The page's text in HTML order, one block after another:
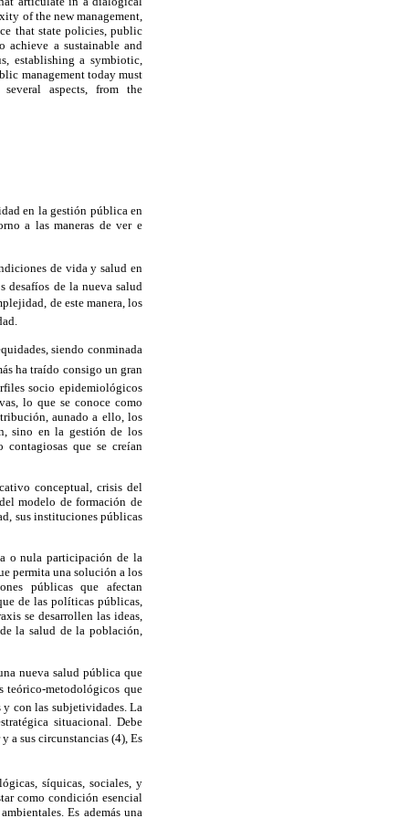
of the new management,
that state policies, public
a sustainable and
establishing a symbiotic,
management today must
aspects, from the
en la gestión pública en
a las maneras de ver e
de vida y salud en
desafíos de la nueva salud
de este manera, los
siendo conminada
ha traído consigo un gran
socio epidemiológicos
lo que se conoce como
aunado a ello, los
sino en la gestión de los
que se creían
conceptual, crisis del
modelo de formación de
sus instituciones públicas
o nula participación de la
permita una solución a los
públicas que afectan
de las políticas públicas,
se desarrollen las ideas,
la salud de la población,
nueva salud pública que
teórico-metodológicos que
con las subjetividades. La
situacional. Debe
sus circunstancias (4), Es
síquicas, sociales, y
como condición esencial
Es además una